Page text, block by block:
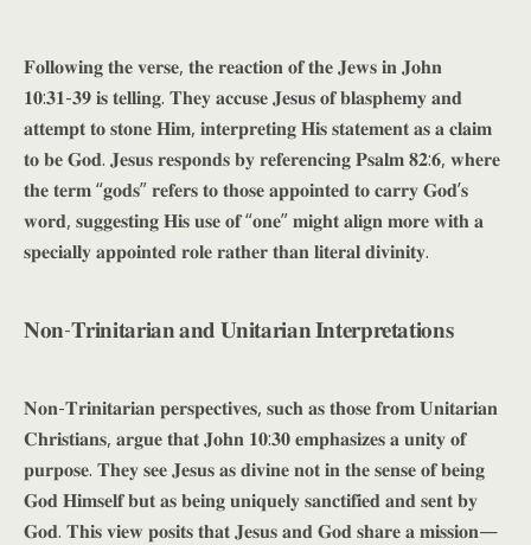
𝐅𝐨𝐥𝐥𝐨𝐰𝐢𝐧𝐠 𝐭𝐡𝐞 𝐯𝐞𝐫𝐬𝐞, 𝐭𝐡𝐞 𝐫𝐞𝐚𝐜𝐭𝐢𝐨𝐧 𝐨𝐟 𝐭𝐡𝐞 𝐉𝐞𝐰𝐬 𝐢𝐧 𝐉𝐨𝐡𝐧
𝟏𝟎:𝟑𝟏-𝟑𝟗 𝐢𝐬 𝐭𝐞𝐥𝐥𝐢𝐧𝐠. 𝐓𝐡𝐞𝐲 𝐚𝐜𝐜𝐮𝐬𝐞 𝐉𝐞𝐬𝐮𝐬 𝐨𝐟 𝐛𝐥𝐚𝐬𝐩𝐡𝐞𝐦𝐲 𝐚𝐧𝐝
𝐚𝐭𝐭𝐞𝐦𝐩𝐭 𝐭𝐨 𝐬𝐭𝐨𝐧𝐞 𝐇𝐢𝐦, 𝐢𝐧𝐭𝐞𝐫𝐩𝐫𝐞𝐭𝐢𝐧𝐠 𝐇𝐢𝐬 𝐬𝐭𝐚𝐭𝐞𝐦𝐞𝐧𝐭 𝐚𝐬 𝐚 𝐜𝐥𝐚𝐢𝐦
𝐭𝐨 𝐛𝐞 𝐆𝐨𝐝. 𝐉𝐞𝐬𝐮𝐬 𝐫𝐞𝐬𝐩𝐨𝐧𝐝𝐬 𝐛𝐲 𝐫𝐞𝐟𝐞𝐫𝐞𝐧𝐜𝐢𝐧𝐠 𝐏𝐬𝐚𝐥𝐦 𝟖𝟐:𝟔, 𝐰𝐡𝐞𝐫𝐞
𝐭𝐡𝐞 𝐭𝐞𝐫𝐦 “𝐠𝐨𝐝𝐬” 𝐫𝐞𝐟𝐞𝐫𝐬 𝐭𝐨 𝐭𝐡𝐨𝐬𝐞 𝐚𝐩𝐩𝐨𝐢𝐧𝐭𝐞𝐝 𝐭𝐨 𝐜𝐚𝐫𝐫𝐲 𝐆𝐨𝐝’𝐬
𝐰𝐨𝐫𝐝, 𝐬𝐮𝐠𝐠𝐞𝐬𝐭𝐢𝐧𝐠 𝐇𝐢𝐬 𝐮𝐬𝐞 𝐨𝐟 “𝐨𝐧𝐞” 𝐦𝐢𝐠𝐡𝐭 𝐚𝐥𝐢𝐠𝐧 𝐦𝐨𝐫𝐞 𝐰𝐢𝐭𝐡 𝐚
𝐬𝐩𝐞𝐜𝐢𝐚𝐥𝐥𝐲 𝐚𝐩𝐩𝐨𝐢𝐧𝐭𝐞𝐝 𝐫𝐨𝐥𝐞 𝐫𝐚𝐭𝐡𝐞𝐫 𝐭𝐡𝐚𝐧 𝐥𝐢𝐭𝐞𝐫𝐚𝐥 𝐝𝐢𝐯𝐢𝐧𝐢𝐭𝐲.
𝐍𝐨𝐧-𝐓𝐫𝐢𝐧𝐢𝐭𝐚𝐫𝐢𝐚𝐧 𝐚𝐧𝐝 𝐔𝐧𝐢𝐭𝐚𝐫𝐢𝐚𝐧 𝐈𝐧𝐭𝐞𝐫𝐩𝐫𝐞𝐭𝐚𝐭𝐢𝐨𝐧𝐬
𝐍𝐨𝐧-𝐓𝐫𝐢𝐧𝐢𝐭𝐚𝐫𝐢𝐚𝐧 𝐩𝐞𝐫𝐬𝐩𝐞𝐜𝐭𝐢𝐯𝐞𝐬, 𝐬𝐮𝐜𝐡 𝐚𝐬 𝐭𝐡𝐨𝐬𝐞 𝐟𝐫𝐨𝐦 𝐔𝐧𝐢𝐭𝐚𝐫𝐢𝐚𝐧
𝐂𝐡𝐫𝐢𝐬𝐭𝐢𝐚𝐧𝐬, 𝐚𝐫𝐠𝐮𝐞 𝐭𝐡𝐚𝐭 𝐉𝐨𝐡𝐧 𝟏𝟎:𝟑𝟎 𝐞𝐦𝐩𝐡𝐚𝐬𝐢𝐳𝐞𝐬 𝐚 𝐮𝐧𝐢𝐭𝐲 𝐨𝐟
𝐩𝐮𝐫𝐩𝐨𝐬𝐞. 𝐓𝐡𝐞𝐲 𝐬𝐞𝐞 𝐉𝐞𝐬𝐮𝐬 𝐚𝐬 𝐝𝐢𝐯𝐢𝐧𝐞 𝐧𝐨𝐭 𝐢𝐧 𝐭𝐡𝐞 𝐬𝐞𝐧𝐬𝐞 𝐨𝐟 𝐛𝐞𝐢𝐧𝐠
𝐆𝐨𝐝 𝐇𝐢𝐦𝐬𝐞𝐥𝐟 𝐛𝐮𝐭 𝐚𝐬 𝐛𝐞𝐢𝐧𝐠 𝐮𝐧𝐢𝐪𝐮𝐞𝐥𝐲 𝐬𝐚𝐧𝐜𝐭𝐢𝐟𝐢𝐞𝐝 𝐚𝐧𝐝 𝐬𝐞𝐧𝐭 𝐛𝐲
𝐆𝐨𝐝. 𝐓𝐡𝐢𝐬 𝐯𝐢𝐞𝐰 𝐩𝐨𝐬𝐢𝐭𝐬 𝐭𝐡𝐚𝐭 𝐉𝐞𝐬𝐮𝐬 𝐚𝐧𝐝 𝐆𝐨𝐝 𝐬𝐡𝐚𝐫𝐞 𝐚 𝐦𝐢𝐬𝐬𝐢𝐨𝐧—